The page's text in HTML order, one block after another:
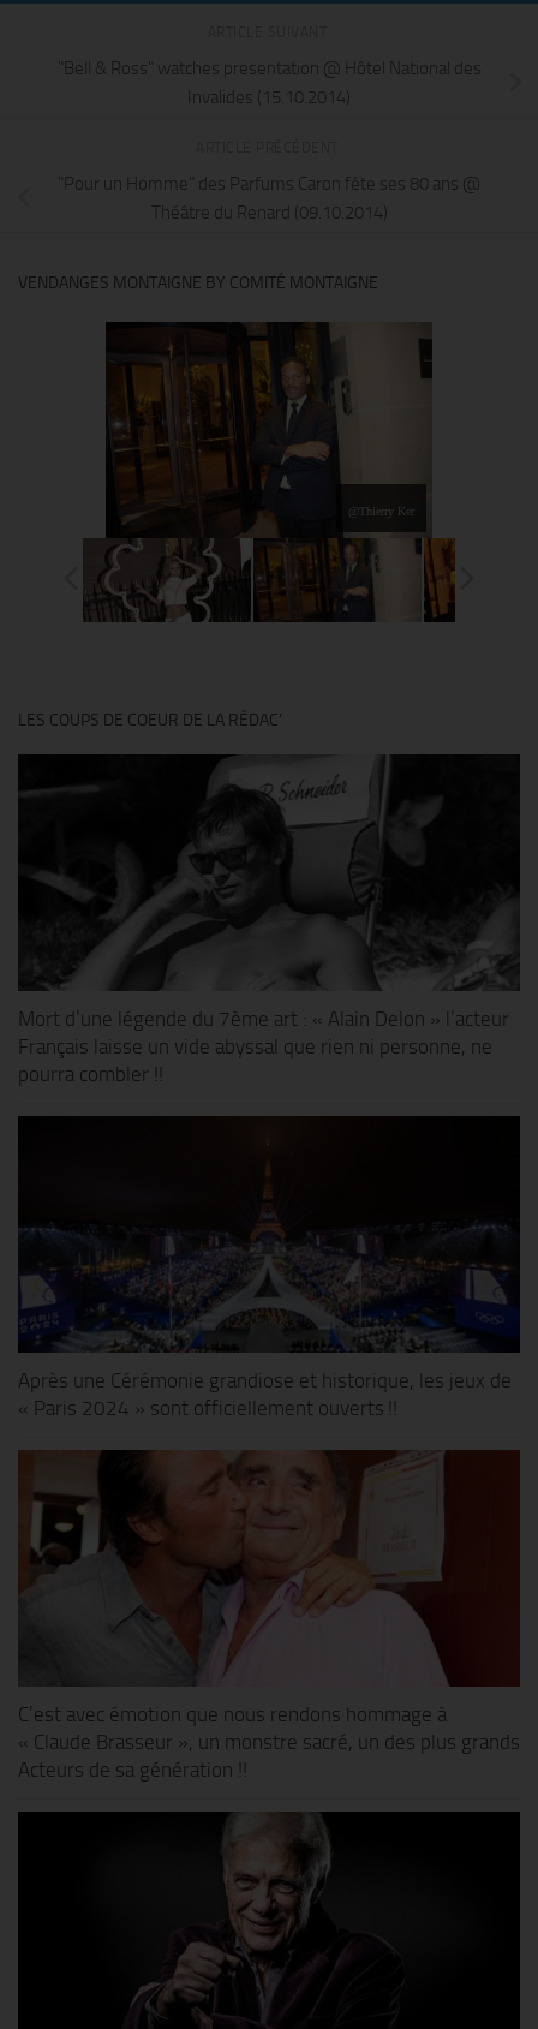
"Bell & Ross" watches presentation @ Hôtel National des
Invalides (15.10.2014)
"Pour un Homme" des Parfums Caron fête ses 80 ans @
VENDANGES MONTAIGNE BY COMITÉ MONTAIGNE
@Thierry Ker
LES COUPS DE COEUR DE LA RÉDAC’
Mort d’une légende du 7ème art : « Alain Delon » l’acteur
Français laisse un vide abyssal que rien ni personne, ne
pourra combler !!
Après une Cérémonie grandiose et historique, les jeux de
« Paris 2024 » sont officiellement ouverts !!
C’est avec émotion que nous rendons hommage à
« Claude Brasseur », un monstre sacré, un des plus grands
Acteurs de sa génération !!